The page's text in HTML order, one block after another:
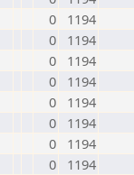
0
1194
0
1194
0
1194
0
1194
0
1194
0
1194
0
1194
0
1194